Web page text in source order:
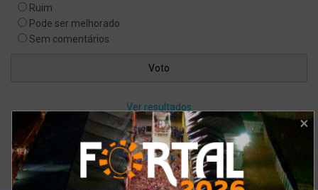
Ruim
Pode ser melhorado
Sem comentários
Ver resultados
Arquivo de enquete